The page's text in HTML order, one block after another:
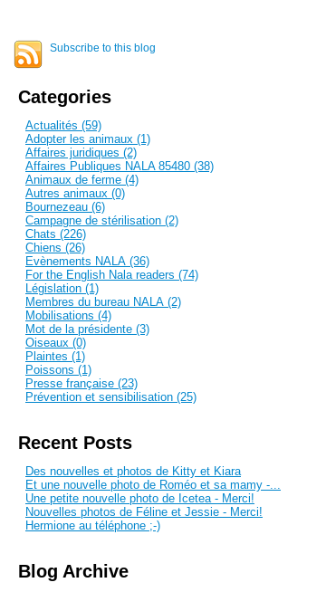
Subscribe to this blog
Categories
Actualités (59)
Adopter les animaux (1)
Affaires juridiques (2)
Affaires Publiques NALA 85480 (38)
Animaux de ferme (4)
Autres animaux (0)
Bournezeau (6)
Campagne de stérilisation (2)
Chats (226)
Chiens (26)
Evènements NALA (36)
For the English Nala readers (74)
Législation (1)
Membres du bureau NALA (2)
Mobilisations (4)
Mot de la présidente (3)
Oiseaux (0)
Plaintes (1)
Poissons (1)
Presse française (23)
Prévention et sensibilisation (25)
Recent Posts
Des nouvelles et photos de Kitty et Kiara
Et une nouvelle photo de Roméo et sa mamy -...
Une petite nouvelle photo de Icetea - Merci!
Nouvelles photos de Féline et Jessie - Merci!
Hermione au téléphone ;-)
Blog Archive